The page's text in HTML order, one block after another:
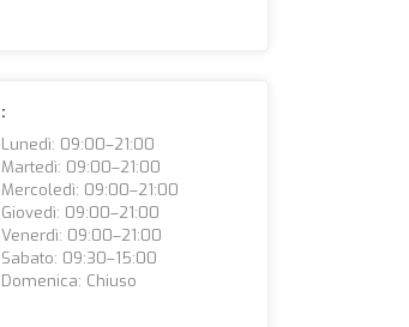
:
Lunedì: 09:00–21:00
Martedì: 09:00–21:00
Mercoledì: 09:00–21:00
Giovedì: 09:00–21:00
Venerdì: 09:00–21:00
Sabato: 09:30–15:00
Domenica: Chiuso